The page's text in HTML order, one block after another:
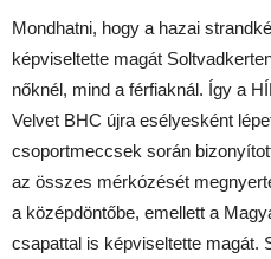
Mondhatni, hogy a hazai
képviseltette magát
nőknél, mind a férfiaknál. Így a
Velvet BHC újra esélyesként
csoportmeccsek során
az összes mérkózését
a középdöntőbe, emellett a
csapattal is képviseltette magát.